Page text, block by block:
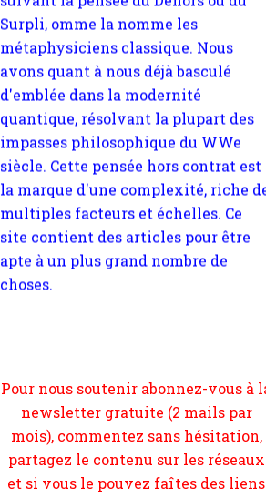
d'emblée dans la modernité
quantique, résolvant la plupart des
impasses philosophique du WWe
siècle. Cette pensée hors contrat est
la marque d'une complexité, riche de
multiples facteurs et échelles. Ce
site contient des articles pour être
apte à un plus grand nombre de
choses.
partagez le contenu sur les réseaux
et si vous le pouvez faîtes des liens
depuis votre site.